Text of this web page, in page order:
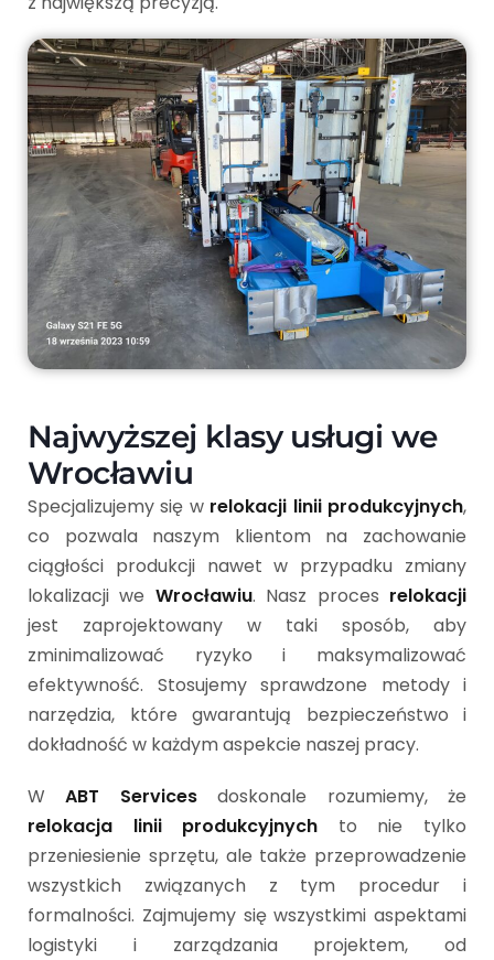
Najwyższej klasy usługi we
Wrocławiu
Specjalizujemy się w relokacji linii produkcyjnych,
co pozwala naszym klientom na zachowanie
ciągłości produkcji nawet w przypadku zmiany
lokalizacji we Wrocławiu. Nasz proces relokacji
jest zaprojektowany w taki sposób, aby
zminimalizować ryzyko i maksymalizować
efektywność. Stosujemy sprawdzone metody i
narzędzia, które gwarantują bezpieczeństwo i
dokładność w każdym aspekcie naszej pracy.
WABT Servicesdoskonale rozumiemy, że
relokacja linii produkcyjnych to nie tylko
przeniesienie sprzętu, ale także przeprowadzenie
wszystkich związanych z tym procedur i
formalności. Zajmujemy się wszystkimi aspektami
logistyki i zarządzania projektem, od